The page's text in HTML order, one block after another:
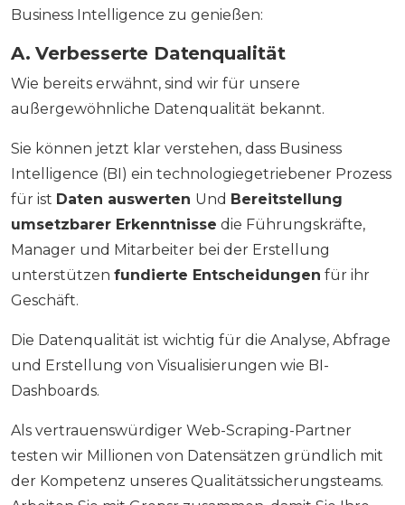
Business Intelligence zu genießen:
A. Verbesserte Datenqualität
Wie bereits erwähnt, sind wir für unsere
außergewöhnliche Datenqualität bekannt.
Sie können jetzt klar verstehen, dass Business
Intelligence (BI) ein technologiegetriebener Prozess
für ist Daten auswerten Und Bereitstellung
umsetzbarer Erkenntnisse die Führungskräfte,
Manager und Mitarbeiter bei der Erstellung
unterstützen fundierte Entscheidungen für ihr
Geschäft.
Die Datenqualität ist wichtig für die Analyse, Abfrage
und Erstellung von Visualisierungen wie BI-
Dashboards.
Als vertrauenswürdiger Web-Scraping-Partner
testen wir Millionen von Datensätzen gründlich mit
der Kompetenz unseres Qualitätssicherungsteams.